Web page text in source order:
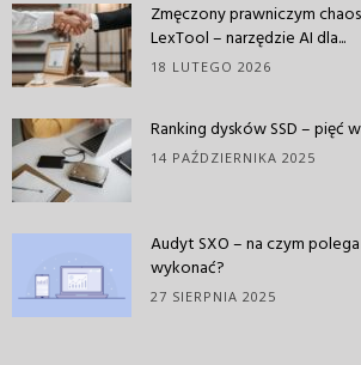
Zmęczony prawniczym
LexTool – narzędzie AI dla...
18 LUTEGO 2026
Ranking dysków SSD – pięć
14 PAŹDZIERNIKA 2025
Audyt SXO – na czym
wykonać?
27 SIERPNIA 2025